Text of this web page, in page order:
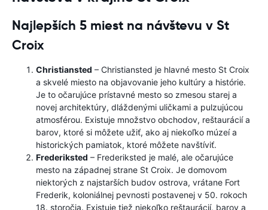
Najlepších 5 miest na návštevu v St
Croix
Christiansted – Christiansted je hlavné mesto St Croix
a skvelé miesto na objavovanie jeho kultúry a histórie.
Je to očarujúce prístavné mesto so zmesou starej a
novej architektúry, dláždenými uličkami a pulzujúcou
atmosférou. Existuje množstvo obchodov, reštaurácií a
barov, ktoré si môžete užiť, ako aj niekoľko múzeí a
historických pamiatok, ktoré môžete navštíviť.
Frederiksted – Frederiksted je malé, ale očarujúce
mesto na západnej strane St Croix. Je domovom
niektorých z najstarších budov ostrova, vrátane Fort
Frederik, koloniálnej pevnosti postavenej v 50. rokoch
18. storočia. Existuje tiež niekoľko reštaurácií, barov a